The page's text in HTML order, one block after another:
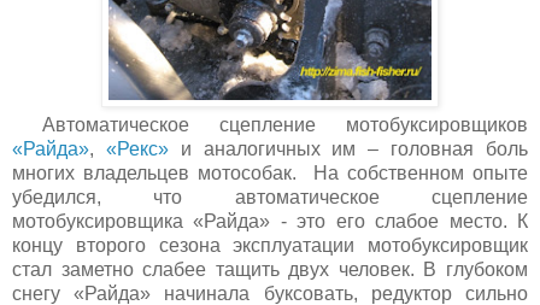
Автоматическое сцепление мотобуксировщиков
«Райда», «Рекс»и аналогичных им – головная боль
многих владельцев мотособак. На собственном опыте
убедился, что автоматическое сцепление
мотобуксировщика «Райда» - это его слабое место. К
концу второго сезона эксплуатации мотобуксировщик
стал заметно слабее тащить двух человек. В глубоком
снегу «Райда» начинала буксовать, редуктор сильно